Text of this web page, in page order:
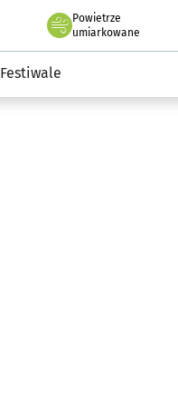
Powietrze
we Wrocławiu
umiarkowane
Festiwale